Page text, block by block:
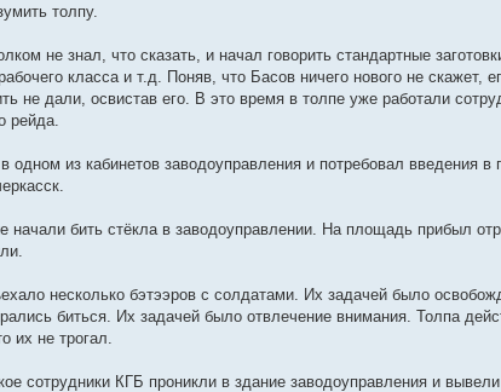
толпу.
не знал, что сказать, и начал говорить стандартные
класса и т.д. Поняв, что Басов ничего нового не скажет,
не дали, освистав его. В это время в толпе уже работали
рейда.
одном из кабинетов заводоуправления и потребовал введения
начали бить стёкла в заводоуправлении. На площадь прибыл
несколько бэтээров с солдатами. Их задачей было
биться. Их задачей было отвлечение внимания. Толпа
их не трогал.
сотрудники КГБ проникли в здание заводоуправления и